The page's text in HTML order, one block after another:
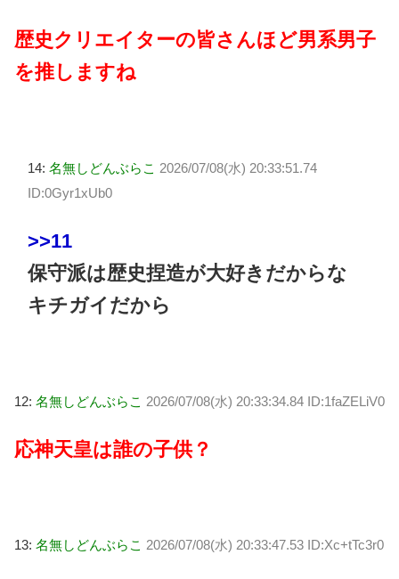
歴史クリエイターの皆さんほど男系男子
を推しますね
14: 名無しどんぶらこ 2026/07/08(水) 20:33:51.74
ID:0Gyr1xUb0
>>11
保守派は歴史捏造が大好きだからな
キチガイだから
12: 名無しどんぶらこ 2026/07/08(水) 20:33:34.84 ID:1faZELiV0
応神天皇は誰の子供？
13: 名無しどんぶらこ 2026/07/08(水) 20:33:47.53 ID:Xc+tTc3r0